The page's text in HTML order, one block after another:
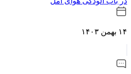
۱۴ بهمن ۱۴۰۳